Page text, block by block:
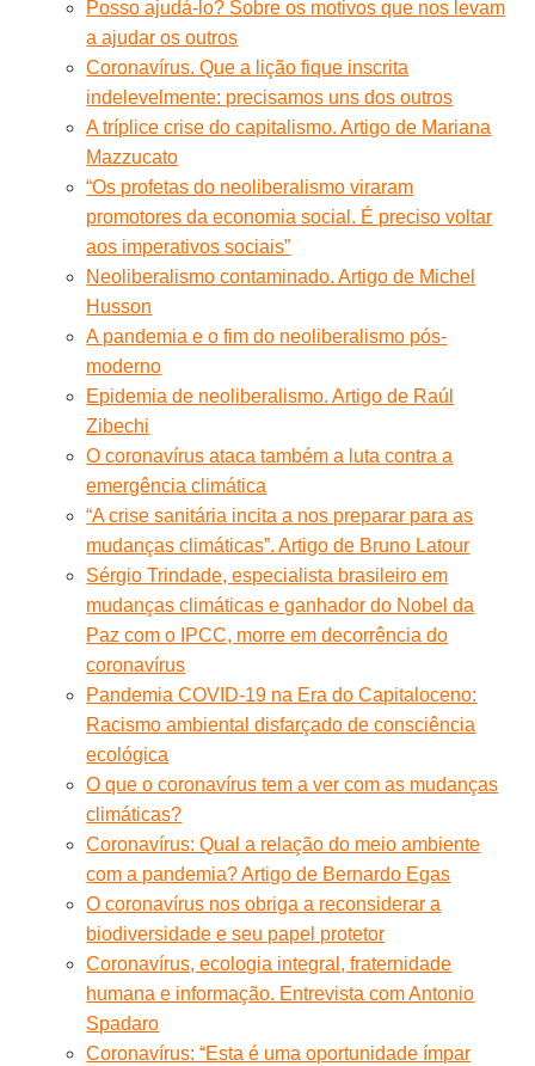
Posso ajudá-lo? Sobre os motivos que nos levam
a ajudar os outros
Coronavírus. Que a lição fique inscrita
indelevelmente: precisamos uns dos outros
A tríplice crise do capitalismo. Artigo de Mariana
Mazzucato
“Os profetas do neoliberalismo viraram
promotores da economia social. É preciso voltar
aos imperativos sociais”
Neoliberalismo contaminado. Artigo de Michel
Husson
A pandemia e o fim do neoliberalismo pós-
moderno
Epidemia de neoliberalismo. Artigo de Raúl
Zibechi
O coronavírus ataca também a luta contra a
emergência climática
“A crise sanitária incita a nos preparar para as
mudanças climáticas”. Artigo de Bruno Latour
Sérgio Trindade, especialista brasileiro em
mudanças climáticas e ganhador do Nobel da
Paz com o IPCC, morre em decorrência do
coronavírus
Pandemia COVID-19 na Era do Capitaloceno:
Racismo ambiental disfarçado de consciência
ecológica
O que o coronavírus tem a ver com as mudanças
climáticas?
Coronavírus: Qual a relação do meio ambiente
com a pandemia? Artigo de Bernardo Egas
O coronavírus nos obriga a reconsiderar a
biodiversidade e seu papel protetor
Coronavírus, ecologia integral, fraternidade
humana e informação. Entrevista com Antonio
Spadaro
Coronavírus: “Esta é uma oportunidade ímpar